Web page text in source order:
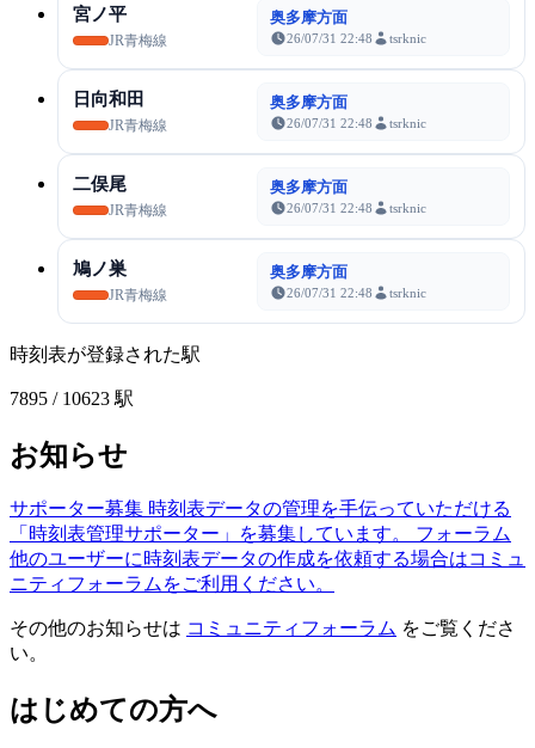
宮ノ平
JR青梅線
奥多摩方面
26/07/31 22:48 tsrknic
日向和田
JR青梅線
奥多摩方面
26/07/31 22:48 tsrknic
二俣尾
JR青梅線
奥多摩方面
26/07/31 22:48 tsrknic
鳩ノ巣
JR青梅線
奥多摩方面
26/07/31 22:48 tsrknic
時刻表が登録された駅
7895 / 10623 駅
お知らせ
サポーター募集 時刻表データの管理を手伝っていただける
「時刻表管理サポーター」を募集しています。
フォーラム
他のユーザーに時刻表データの作成を依頼する場合はコミュ
ニティフォーラムをご利用ください。
その他のお知らせは コミュニティフォーラム をご覧くださ
い。
はじめての方へ